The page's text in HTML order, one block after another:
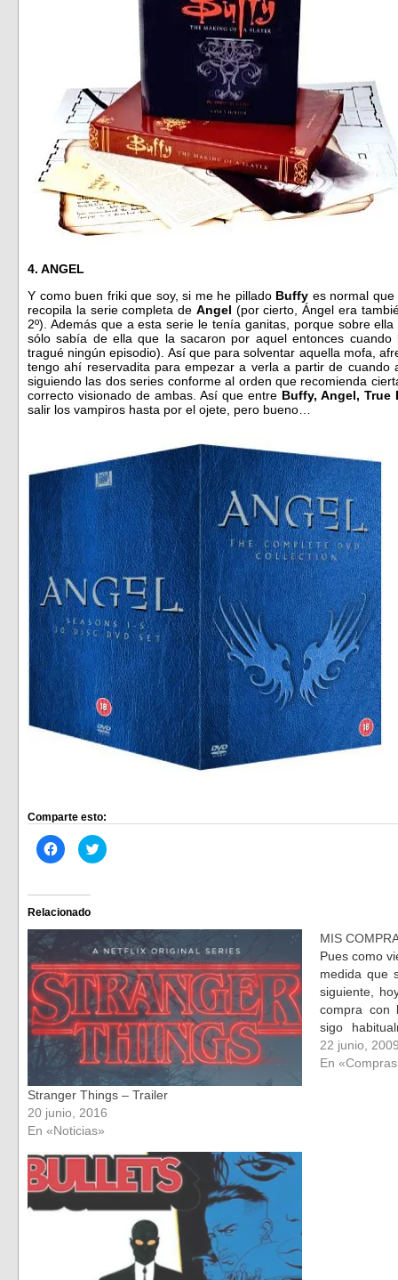
4. ANGEL
Y como buen friki que soy, si me he pillado Buffy es normal
recopila la serie completa de Angel (por cierto, Ángel era
2º). Además que a esta serie le tenía ganitas, porque sobre
sólo sabía de ella que la sacaron por aquel entonces cuando
tragué ningún episodio). Así que para solventar aquella mofa,
tengo ahí reservadita para empezar a verla a partir de
siguiendo las dos series conforme al orden que recomienda
correcto visionado de ambas. Así que entre Buffy, Angel, True
salir los vampiros hasta por el ojete, pero bueno…
Comparte esto:
Haz
clic
Facebook
(Se
abre
en
una
ventana
nueva)
Haz
clic
en
una
ventana
nueva)
Relacionado
Stranger Things – Trailer
20 junio, 2016
En «Noticias»
MIS
Pues como
medida que
siguiente,
compra con
sigo
interesan.
comentar,…
22 junio,
En